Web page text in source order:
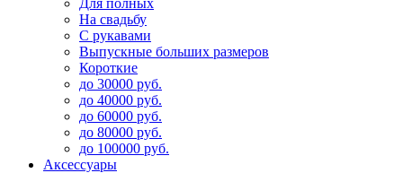
Для полных
На свадьбу
С рукавами
Выпускные больших размеров
Короткие
до 30000 руб.
до 40000 руб.
до 60000 руб.
до 80000 руб.
до 100000 руб.
Аксессуары